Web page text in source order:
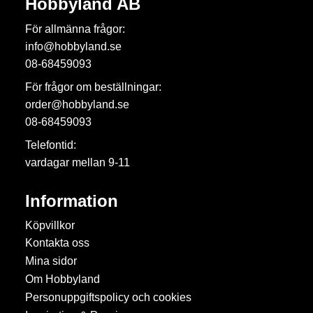
Hobbyland AB
För allmänna frågor:
info@hobbyland.se
08-68459093
För frågor om beställningar:
order@hobbyland.se
08-68459093
Telefontid:
vardagar mellan 9-11
Information
Köpvillkor
Kontakta oss
Mina sidor
Om Hobbyland
Personuppgiftspolicy och cookies